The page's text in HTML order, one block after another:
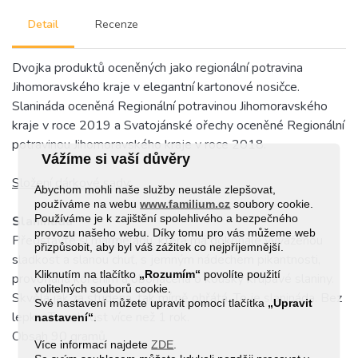
Vážíme si vaší důvěry
Abychom mohli naše služby neustále zlepšovat,
používáme na webuwww.familium.cz soubory cookie.
Používáme je k zajištění spolehlivého a bezpečného
provozu našeho webu. Díky tomu pro vás můžeme web
přizpůsobit, aby byl váš zážitek co nejpříjemnější.
Kliknutím na tlačítko „Rozumím“ povolíte použití
volitelných souborů cookie.
Své nastavení můžete upravit pomocí tlačítka
„Upravit
nastavení“
Více informací najdete ZDE
Detail Recenze
Dvojka produktů oceněných jako regionální potravina
Jihomoravského kraje v elegantní kartonové nosičce.
Slanináda oceněná Regionální potravinou Jihomoravského
kraje v roce 2019 a Svatojánské ořechy oceněné Regionální
potravinou Jihomoravského kraje v roce 2018.
Složení dárkové sady:
Slanináda
Představte si marmeládu, která má dokonale vyváženou
sladkost a slanou chuť, s jemným nádechem pikantnosti,
provoňaná kořením a obohacená o kousky křupavé slaniny.
Skvělá jak za studena, tak mírně ohřátá. To je slanináda. Bez
lepku. Trvanlivost více než 1 rok.
Obsah 90 gramů.